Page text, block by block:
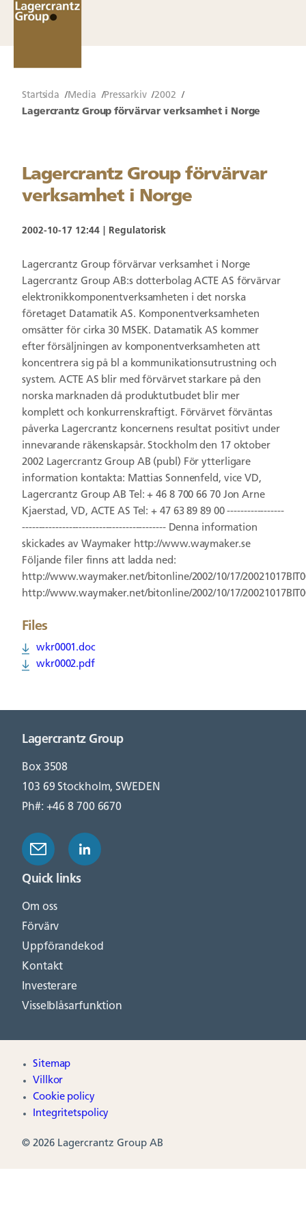
Startsida Media Pressarkiv
2002
Lagercrantz Group förvärvar verksamhet i Norge
Lagercrantz Group förvärvar
verksamhet i Norge
2002-10-17 12:44 Regulatorisk
Lagercrantz Group förvärvar verksamhet i Norge
Lagercrantz Group AB:s dotterbolag ACTE AS förvärvar
elektronikkomponentverksamheten i det norska
företaget Datamatik AS. Komponentverksamheten
omsätter för cirka 30 MSEK. Datamatik AS kommer
efter försäljningen av komponentverksamheten att
koncentrera sig på bl a kommunikationsutrustning och
system. ACTE AS blir med förvärvet starkare på den
norska marknaden då produktutbudet blir mer
komplett och konkurrenskraftigt. Förvärvet förväntas
påverka Lagercrantz koncernens resultat positivt under
innevarande räkenskapsår. Stockholm den 17 oktober
2002 Lagercrantz Group AB (publ) För ytterligare
information kontakta: Mattias Sonnenfeld, vice VD,
Lagercrantz Group AB Tel: + 46 8 700 66 70 Jon Arne
Kjaerstad, VD, ACTE AS Tel: + 47 63 89 89 00 -----------------
------------------------------------------- Denna information
skickades av Waymaker http://www.waymaker.se
Följande filer finns att ladda ned:
http://www.waymaker.net/bitonline/2002/10/17/
http://www.waymaker.net/bitonline/2002/10/17/
Files
wkr0001.doc
wkr0002.pdf
Lagercrantz Group
Box 3508
103 69 Stockholm, SWEDEN
Ph#: +46 8 700 6670
Quick links
Om oss
Förvärv
Uppförandekod
Kontakt
Investerare
Visselblåsarfunktion
© 2026 Lagercrantz Group AB
Sitemap
Villkor
Cookie policy
Integritetspolicy